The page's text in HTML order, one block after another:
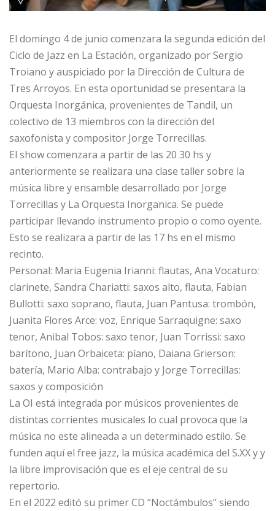
El domingo 4 de junio comenzara la segunda edición del
Ciclo de Jazz en La Estación, organizado por Sergio
Troiano y auspiciado por la Dirección de Cultura de
Tres Arroyos. En esta oportunidad se presentara la
Orquesta Inorgánica, provenientes de Tandil, un
colectivo de 13 miembros con la dirección del
saxofonista y compositor Jorge Torrecillas.
El show comenzara a partir de las 20 30 hs y
anteriormente se realizara una clase taller sobre la
música libre y ensamble desarrollado por Jorge
Torrecillas y La Orquesta Inorganica. Se puede
participar llevando instrumento propio o como oyente.
Esto se realizara a partir de las 17 hs en el mismo
recinto.
Personal: Maria Eugenia Irianni: flautas, Ana Vocaturo:
clarinete, Sandra Chariatti: saxos alto, flauta, Fabian
Bullotti: saxo soprano, flauta, Juan Pantusa: trombón,
Juanita Flores Arce: voz, Enrique Sarraquigne: saxo
tenor, Anibal Tobos: saxo tenor, Juan Torrissi: saxo
barítono, Juan Orbaiceta: píano, Daiana Grierson:
batería, Mario Alba: contrabajo y Jorge Torrecillas:
saxos y composición
La OI está integrada por músicos provenientes de
distintas corrientes musicales lo cual provoca que la
música no este alineada a un determinado estilo. Se
funden aquí el free jazz, la música académica del S.XX y y
la libre improvisación que es el eje central de su
repertorio.
En el 2022 editó su primer CD “Noctámbulos” siendo